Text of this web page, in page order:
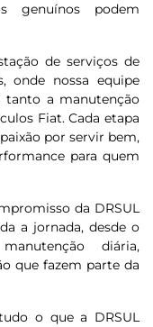
genuínos podem
de serviços de
onde nossa equipe
tanto a manutenção
Fiat. Cada etapa
por servir bem,
para quem
da DRSUL
a jornada, desde o
diária,
que fazem parte da
o que a DRSUL